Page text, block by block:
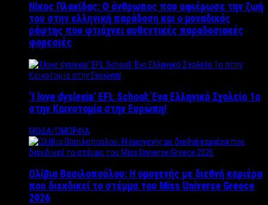
Νίκος Πλακίδας: O άνθρωπος που αφιέρωσε την ζωή
του στην ελληνική παράδοση και ο μοναδικός
ράφτης που φτιάχνει αυθεντικές παραδοσιακές
φορεσιές
‘Ι love dyslexia’ EFL School: Ένα Ελληνικό Σχολείo 1ο
στην Καινοτομία στην Ευρώπη!
ΜΟΔΑ/ΟΜΟΡΦΙΑ
Ολίβια Βασιλοπούλου: Η ομογενής με διεθνή καριέρα
που διεκδικεί το στέμμα του Miss Universe Greece
2026